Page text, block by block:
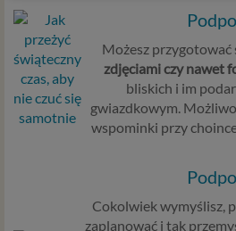
Możesz przygotować
zdjęciami czy nawet
bliskich i im
gwiazdkowym.
wspominki przy
Cokolwiek wymyślisz,
zaplanować i tak
Z dniem 25 maja 2018 r.
Rozporządzenie Parlamentu
2016/679 z dnia 27 kwietnia 2016
osób fizycznych w związku z
osobowych i w sprawie
danych oraz uchylenia dyrektywy
popularnie jako „RODO”). RODO
zmian w zasadach regulujących
osobowych, które będą miały
życia, w tym na korzystanie z